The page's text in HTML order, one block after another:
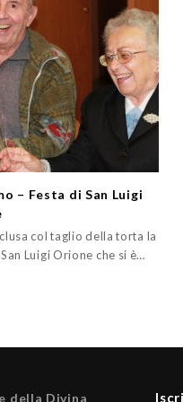
– Festa di San Luigi
col taglio della torta la
Luigi Orione che si è…
della Divina